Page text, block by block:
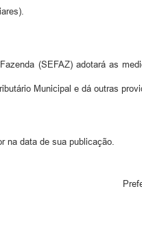
(SEFAZ) adotará as
Municipal e dá outras
na data de sua publicação.